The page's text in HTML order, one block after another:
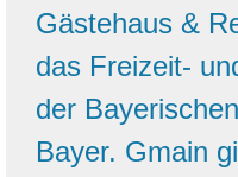
Gästehaus &
das Freizeit-
der
Bayer. Gmain